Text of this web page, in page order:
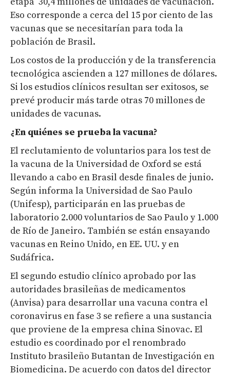
Eso corresponde a cerca del 15 por ciento de las
vacunas que se necesitarían para toda la
población de Brasil.
Los costos de la producción y de la transferencia
tecnológica ascienden a 127 millones de dólares.
Si los estudios clínicos resultan ser exitosos, se
prevé producir más tarde otras 70 millones de
unidades de vacunas.
¿En quiénes se prueba la vacuna?
El reclutamiento de voluntarios para los test de
la vacuna de la Universidad de Oxford se está
llevando a cabo en Brasil desde finales de junio.
Según informa la Universidad de Sao Paulo
(Unifesp), participarán en las pruebas de
laboratorio 2.000 voluntarios de Sao Paulo y 1.000
de Río de Janeiro. También se están ensayando
vacunas en Reino Unido, en EE. UU. y en
Sudáfrica.
El segundo estudio clínico aprobado por las
autoridades brasileñas de medicamentos
(Anvisa) para desarrollar una vacuna contra el
coronavirus en fase 3 se refiere a una sustancia
que proviene de la empresa china Sinovac. El
estudio es coordinado por el renombrado
Instituto brasileño Butantan de Investigación en
Biomedicina. De acuerdo con datos del director